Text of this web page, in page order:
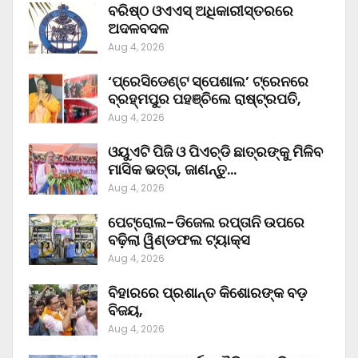
ବରିଷ୍ଠ ଓଏଏସ୍‌ ଅଧିକାରୀସ୍ତରରେ
ଅଦଳବଦଳ
Aug 4, 2026
‘ପ୍ରେସିଡେଣ୍ଟ ସ୍ପେଶାଲ’ ଟ୍ରେନରେ
ବ୍ରହ୍ମପୁର ପହଞ୍ଚିଲେ ରାଷ୍ଟ୍ରପତି,
Aug 4, 2026
ଓୟୁଏଟି ପିଜି ଓ ପିଏଚ୍‌ଡି ଛାତ୍ରଙ୍କୁ ମିଳିବ
ମାସିକ ଭତ୍ତା, ଜାଣନ୍ତୁ…
Aug 4, 2026
ପେଟ୍ରୋଲ-ଡିଜେଲ ରପ୍ତାନି ଉପରେ
ବଢ଼ିଲା ୱିଣ୍ଡଫଲ ଟ୍ୟାକ୍ସ
Aug 4, 2026
ବିହାରରେ ପ୍ରଶାନ୍ତ କିଶୋରଙ୍କ ବଡ଼
ବିଜୟ,
Aug 4, 2026